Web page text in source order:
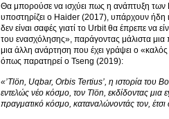
Θα μπορούσε να ισχύει πως η ανάπτυξη των
υποστηρίζει ο Haider (2017), υπάρχουν ήδη
δεν είναι σαφές γιατί το Urbit θα έπρεπε να
του ενασχόλησης», παράγοντας μάλιστα
μια άλλη ανάρτηση που έχει γράψει ο
όπως παρατηρεί ο Tseng (2019):
«’Tlön, Uqbar, Orbis Tertius’, η ιστορία του
εντελώς νέο κόσμο, τον Tlön, εκδίδοντας μια
πραγματικό κόσμο, καταναλώνοντάς τον, έτσι